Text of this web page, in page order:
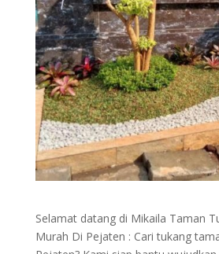
Selamat datang di Mikaila Taman
Murah Di Pejaten : Cari tukang